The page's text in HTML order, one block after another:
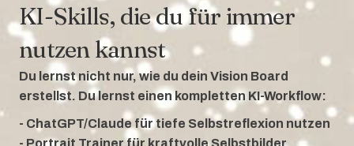
KI-Skills, die du für immer
nutzen kannst
Du lernst nicht nur, wie du dein Vision Board
erstellst. Du lernst einen kompletten KI-Workflow:
- ChatGPT/Claude für tiefe Selbstreflexion nutzen
- Portrait Trainer für kraftvolle Selbstbilder